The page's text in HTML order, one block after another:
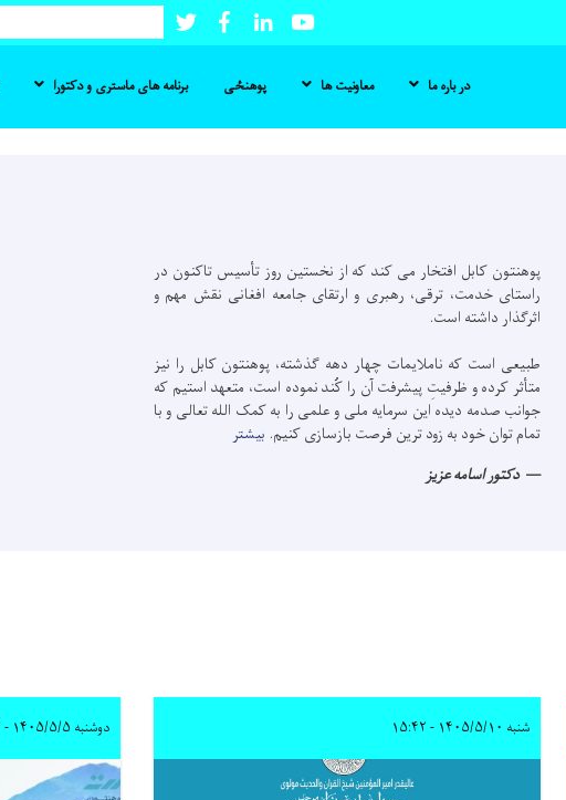
Youtube
LinkedIn
Facebook
Twitter
Search
در باره ما معاونیت ها پوهنځی برنامه های ماستری و دکتورا
بارانی
پوهنتون
کابل
بارانی
پوهنتون
کابل
پوهنتون کابل افتخار می کند که از نخستین روز تأسیس تاکنون در
راستای خدمت، ترقی،‌ رهبری و ارتقای جامعه افغانی نقش مهم و
اثرگذار داشته است.
طبیعی است که ناملایمات چهار دهه گذشته، پوهنتون کابل را نیز
متأثر کرده و ظرفیتِ پیشرفت آن را کُند نموده است، متعهد استیم که
جوانب صدمه دیده این سرمایه ملی و علمی را به کمک الله تعالی و با
تمام توان خود به زود ترین فرصت بازسازی کنیم. بیشتر
دکتور اسامه عزيز
شنبه ۱۴۰۵/۵/۱۰ - ۱۵:۴۲ دوشنبه ۱۴۰۵/۵/۵ - ۱۶:۲۲